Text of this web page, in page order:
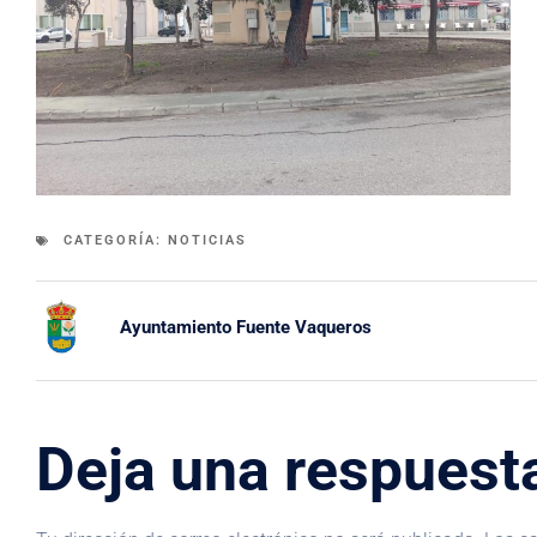
CATEGORÍA: NOTICIAS
Ayuntamiento Fuente Vaqueros
Deja una